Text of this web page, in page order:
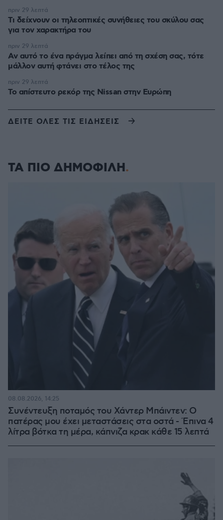
Τι δείχνουν οι τηλεοπτικές συνήθειες του σκύλου σας
για τον χαρακτήρα του
πριν 29 λεπτά
Αν αυτό το ένα πράγμα λείπει από τη σχέση σας, τότε
μάλλον αυτή φτάνει στο τέλος της
πριν 29 λεπτά
Το απίστευτο ρεκόρ της Nissan στην Ευρώπη
πριν 29 λεπτά
ΔΕΙΤΕ ΟΛΕΣ ΤΙΣ ΕΙΔΗΣΕΙΣ
ΤΑ ΠΙΟ ΔΗΜΟΦΙΛΗ
Συνέντευξη ποταμός του Χάντερ Μπάιντεν: Ο
πατέρας μου έχει μεταστάσεις στα οστά - Έπινα 4
λίτρα βότκα τη μέρα, κάπνιζα κρακ κάθε 15 λεπτά
08.08.2026, 14:25